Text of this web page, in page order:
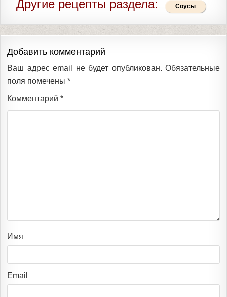
Другие рецепты раздела: Соусы
Добавить комментарий
Ваш адрес email не будет опубликован. Обязательные
поля помечены *
Комментарий *
Имя
Email